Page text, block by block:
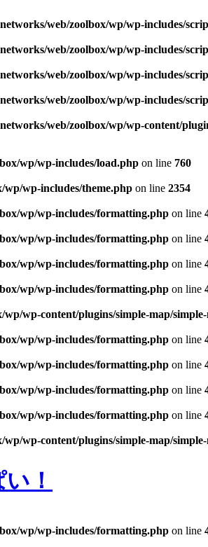
web/zoolbox/wp/wp-includes/
web/zoolbox/wp/wp-includes/
web/zoolbox/wp/wp-includes/
web/zoolbox/wp/wp-includes/
web/zoolbox/wp/wp-content/
wp/wp-includes/load.php on line 760
wp/wp-includes/theme.php on line 2354
wp/wp-includes/formatting.php on line
wp/wp-includes/formatting.php on line
wp/wp-includes/formatting.php on line
wp/wp-includes/formatting.php on line
wp/wp-content/plugins/simple-map/
wp/wp-includes/formatting.php on line
wp/wp-includes/formatting.php on line
wp/wp-includes/formatting.php on line
wp/wp-includes/formatting.php on line
wp/wp-content/plugins/simple-map/
！
wp/wp-includes/formatting.php on line